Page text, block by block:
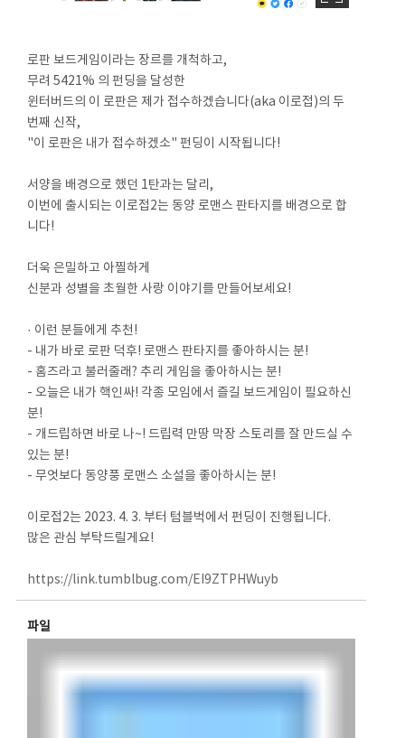
로판 보드게임이라는 장르를 개척하고,
무려 5421% 의 펀딩을 달성한
윈터버드의 이 로판은 제가 접수하겠습니다(aka 이로접)의 두
번째 신작,
"이 로판은 내가 접수하겠소" 펀딩이 시작됩니다!
서양을 배경으로 했던 1탄과는 달리,
이번에 출시되는 이로접2는 동양 로맨스 판타지를 배경으로 합
니다!
더욱 은밀하고 아찔하게
신분과 성별을 초월한 사랑 이야기를 만들어보세요!
· 이런 분들에게 추천!
- 내가 바로 로판 덕후! 로맨스 판타지를 좋아하시는 분!
- 홈즈라고 불러줄래? 추리 게임을 좋아하시는 분!
- 오늘은 내가 핵인싸! 각종 모임에서 즐길 보드게임이 필요하신
분!
- 개드립하면 바로 나~! 드립력 만땅 막장 스토리를 잘 만드실 수
있는 분!
- 무엇보다 동양풍 로맨스 소설을 좋아하시는 분!
이로접2는 2023. 4. 3. 부터 텀블벅에서 펀딩이 진행됩니다.
많은 관심 부탁드릴게요!
https://link.tumblbug.com/EI9ZTPHWuyb
파일